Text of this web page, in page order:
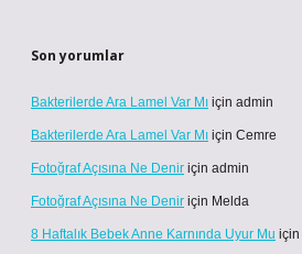
Son yorumlar
Bakterilerde Ara Lamel Var Mı için admin
Bakterilerde Ara Lamel Var Mı için Cemre
Fotoğraf Açısına Ne Denir için admin
Fotoğraf Açısına Ne Denir için Melda
8 Haftalık Bebek Anne Karnında Uyur Mu için